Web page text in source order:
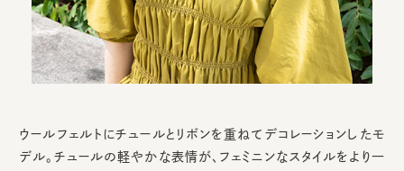
ウールフェルトにチュールとリボンを重ねてデコレーションしたモ
デル。 チュールの軽やかな表情が、フェミニンなスタイルをより一